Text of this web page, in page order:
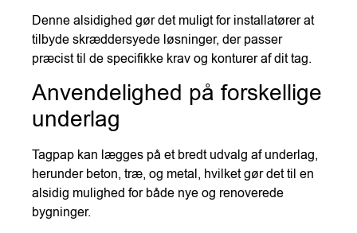
Denne alsidighed gør det muligt for installatører at
tilbyde skræddersyede løsninger, der passer
præcist til de specifikke krav og konturer af dit tag.
Anvendelighed på forskellige
underlag
Tagpap kan lægges på et bredt udvalg af underlag,
herunder beton, træ, og metal, hvilket gør det til en
alsidig mulighed for både nye og renoverede
bygninger.